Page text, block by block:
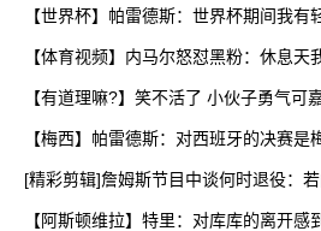
【世界杯】帕雷德斯：世界杯期间我有
【体育视频】内马尔怒怼黑粉：休息天
【有道理嘛?】笑不活了 小伙子勇气可
【梅西】帕雷德斯：对西班牙的决赛
[精彩剪辑]詹姆斯节目中谈何时退役：
【阿斯顿维拉】特里：对库库的离开感